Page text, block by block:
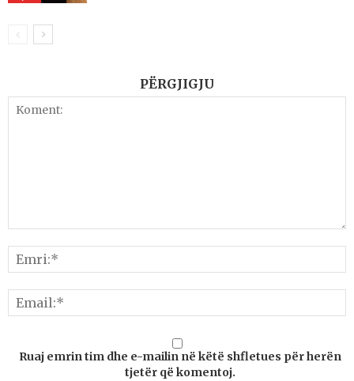
PËRGJIGJU
Ruaj emrin tim dhe e-mailin në këtë shfletues për herën
tjetër që komentoj.